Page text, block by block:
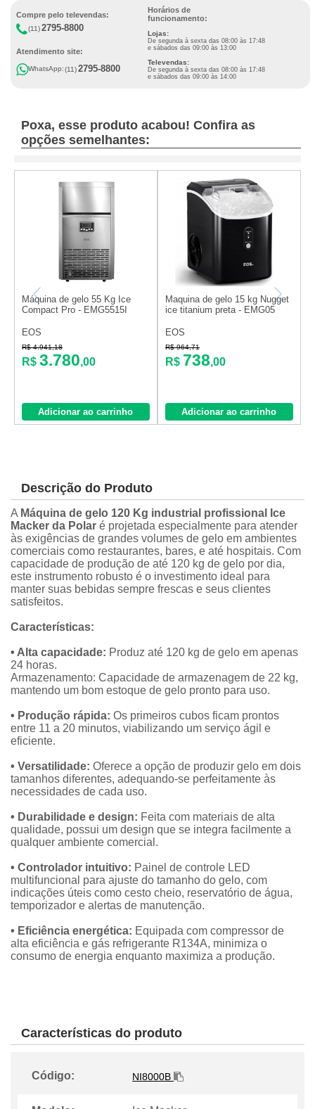
Compre pelo televendas:
(11)2795-8800
Atendimento site:
WhatsApp:(11)2795-8800
Horários de
funcionamento:
Lojas:
De segunda à sexta das 08:00 às 17:48
e sábados das 09:00 às 13:00
Televendas:
De segunda à sexta das 08:00 às 17:48
e sábados das 09:00 às 14:00
Poxa, esse produto acabou! Confira as
opções semelhantes:
Máquina de gelo 55 Kg Ice
Compact Pro - EMG5515I
EOS
R$ 4.941,18
R$ 3.780,00
Adicionar ao carrinho
Maquina de gelo 15 kg Nugget
ice titanium preta - EMG05
EOS
R$ 964,71
R$ 738,00
Adicionar ao carrinho
Descrição do Produto
A Máquina de gelo 120 Kg industrial profissional Ice
Macker da Polar é projetada especialmente para atender
às exigências de grandes volumes de gelo em ambientes
comerciais como restaurantes, bares, e até hospitais. Com
capacidade de produção de até 120 kg de gelo por dia,
este instrumento robusto é o investimento ideal para
manter suas bebidas sempre frescas e seus clientes
satisfeitos.
Características:
• Alta capacidade: Produz até 120 kg de gelo em apenas
24 horas.
Armazenamento: Capacidade de armazenagem de 22 kg,
mantendo um bom estoque de gelo pronto para uso.
• Produção rápida: Os primeiros cubos ficam prontos
entre 11 a 20 minutos, viabilizando um serviço ágil e
eficiente.
• Versatilidade: Oferece a opção de produzir gelo em dois
tamanhos diferentes, adequando-se perfeitamente às
necessidades de cada uso.
• Durabilidade e design: Feita com materiais de alta
qualidade, possui um design que se integra facilmente a
qualquer ambiente comercial.
• Controlador intuitivo: Painel de controle LED
multifuncional para ajuste do tamanho do gelo, com
indicações úteis como cesto cheio, reservatório de água,
temporizador e alertas de manutenção.
• Eficiência energética: Equipada com compressor de
alta eficiência e gás refrigerante R134A, minimiza o
consumo de energia enquanto maximiza a produção.
Características do produto
Código: NI8000B